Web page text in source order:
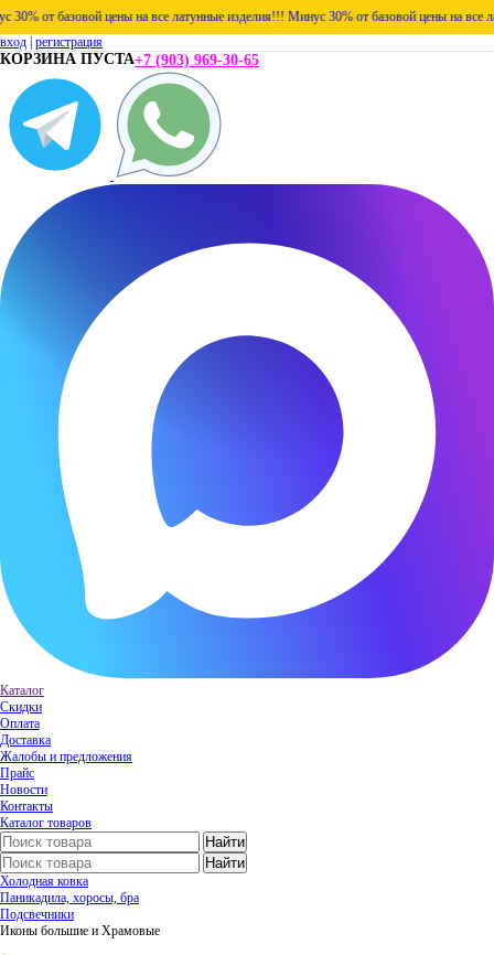
базовой цены на все латунные изделия!!! Минус 30% от базовой цены на все
вход регистрация
КОРЗИНА ПУСТА+7 (903) 969-30-65
Каталог
Скидки
Оплата
Доставка
Жалобы и предложения
Прайс
Новости
Контакты
Каталог товаров
Холодная ковка
Паникадила, хоросы, бра
Подсвечники
Иконы большие и Храмовые